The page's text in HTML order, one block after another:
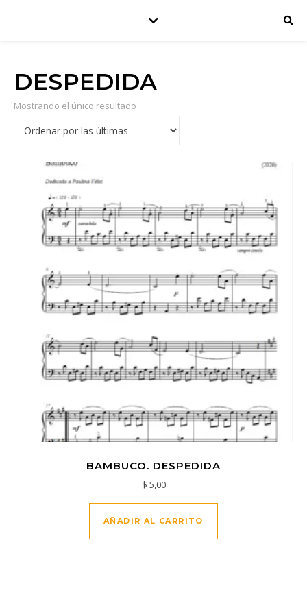
DESPEDIDA
Mostrando el único resultado
BAMBUCO. DESPEDIDA
$ 5,00
AÑADIR AL CARRITO